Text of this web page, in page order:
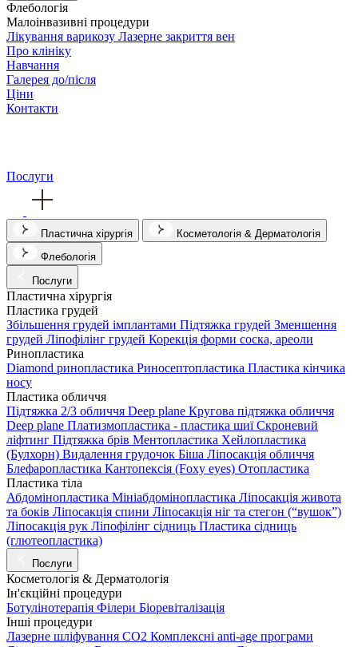
Флебологія
Малоінвазивні процедури
Лікування варикозу Лазерне закриття вен
Про клініку
Навчання
Галерея до/після
Ціни
Контакти
Послуги
Пластична хірургія
Косметологія & Дерматологія
Флебологія
Послуги
Пластична хірургія
Пластика грудей
Збільшення грудей імплантами Підтяжка грудей Зменшення
грудей Ліпофілінг грудей Корекція форми соска, ареоли
Ринопластика
Diamond ринопластика Риносептопластика Пластика кінчика
носу
Пластика обличчя
Підтяжка 2/3 обличчя Deep plane Кругова підтяжка обличчя
Deep plane Платизмопластика - пластика шиї Скроневий
ліфтинг Підтяжка брів Ментопластика Хейлопластика
(Булхорн) Видалення грудочок Біша Ліпосакція обличчя
Блефаропластика Кантопексія (Foxy eyes) Отопластика
Пластика тіла
Абдомінопластика Мініабдомінопластика Ліпосакція живота
та боків Ліпосакція спини Ліпосакція ніг та стегон (“вушок”)
Ліпосакція рук Ліпофілінг сідниць Пластика сідниць
(глютеопластика)
Послуги
Косметологія & Дерматологія
Ін'єкційні процедури
Ботулінотерапія Філери Біоревіталізація
Інші процедури
Лазерне шліфування СО2 Комплексні anti-age програми